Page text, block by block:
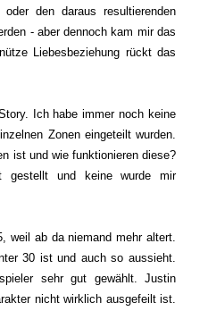
den daraus resultierenden
- aber dennoch kam mir das
Liebesbeziehung rückt das
Ich habe immer noch keine
Zonen eingeteilt wurden.
ist und wie funktionieren diese?
gestellt und keine wurde mir
weil ab da niemand mehr altert.
30 ist und auch so aussieht.
sehr gut gewählt. Justin
nicht wirklich ausgefeilt ist.